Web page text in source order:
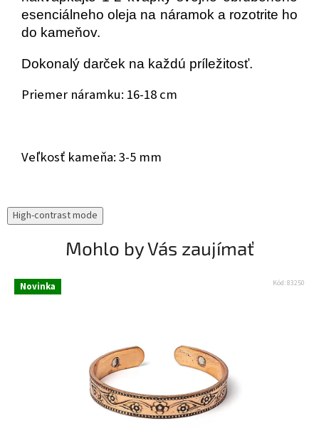
esenciálneho oleja na náramok a rozotrite ho
do kameňov.
Dokonalý darček na každú príležitosť.
Priemer náramku: 16-18 cm
Veľkosť kameňa: 3-5 mm
High-contrast mode
Mohlo by Vás zaujímať
Novinka Kód:83250